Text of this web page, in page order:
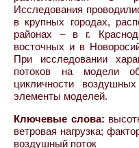
Исследования
в крупных городах,
районах – в г.
восточных и в
При исследовании
потоков на модели
цикличности
элементы моделей.
Ключевые слова:
ветровая нагрузка;
воздушный поток